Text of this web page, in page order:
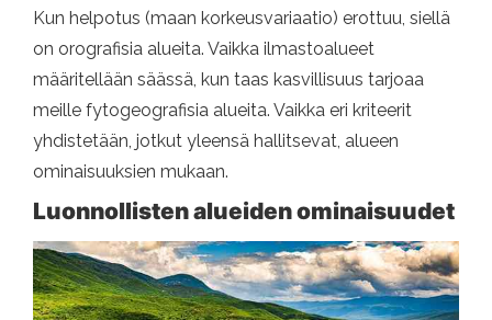
Kun helpotus (maan korkeusvariaatio) erottuu, siellä
on orografisia alueita. Vaikka ilmastoalueet
määritellään säässä, kun taas kasvillisuus tarjoaa
meille fytogeografisia alueita. Vaikka eri kriteerit
yhdistetään, jotkut yleensä hallitsevat, alueen
ominaisuuksien mukaan.
Luonnollisten alueiden ominaisuudet